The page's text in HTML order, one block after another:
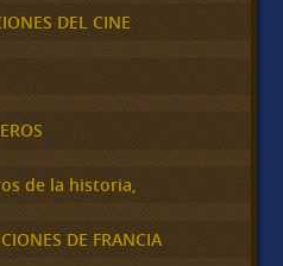
DEL CINE
de la historia,
DE FRANCIA